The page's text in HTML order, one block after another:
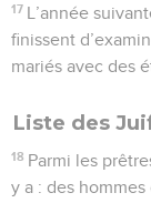
17 L’année
finissent
mariés avec des
Liste des
18 Parmi les
y a : des